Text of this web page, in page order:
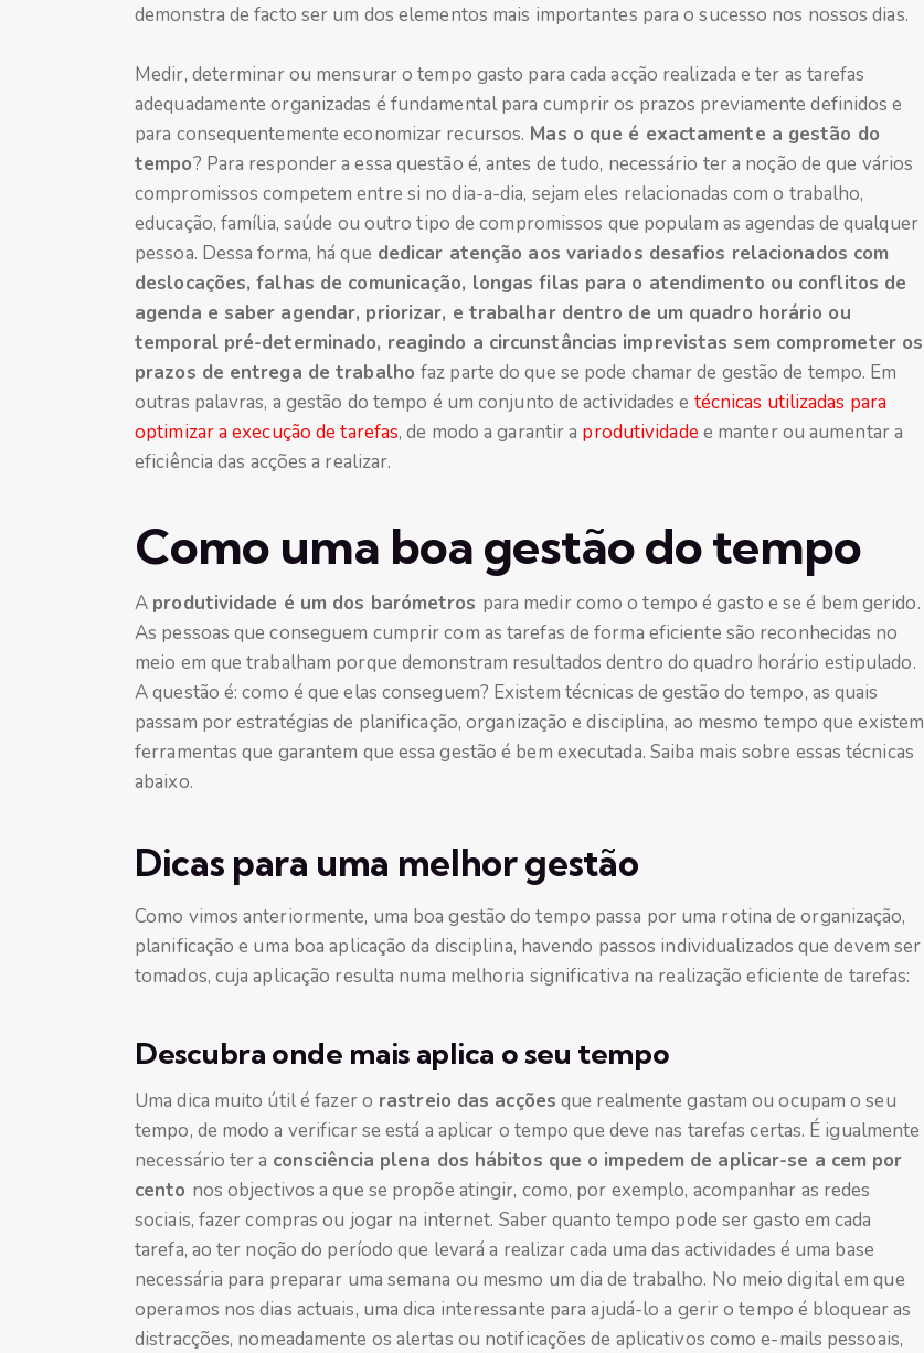
demonstra de facto ser um dos elementos mais importantes para o sucesso nos nossos dias.
Medir, determinar ou mensurar o tempo gasto para cada acção realizada e ter as tarefas
adequadamente organizadas é fundamental para cumprir os prazos previamente definidos e
para consequentemente economizar recursos. Mas o que é exactamente a gestão do
tempo? Para responder a essa questão é, antes de tudo, necessário ter a noção de que vários
compromissos competem entre si no dia-a-dia, sejam eles relacionadas com o trabalho,
educação, família, saúde ou outro tipo de compromissos que populam as agendas de qualquer
pessoa. Dessa forma, há que dedicar atenção aos variados desafios relacionados com
deslocações, falhas de comunicação, longas filas para o atendimento ou conflitos de
agenda e saber agendar, priorizar, e trabalhar dentro de um quadro horário ou
temporal pré-determinado, reagindo a circunstâncias imprevistas sem comprometer os
prazos de entrega de trabalhofaz parte do que se pode chamar de gestão de tempo. Em
outras palavras, a gestão do tempo é um conjunto de actividades e técnicas utilizadas para
optimizar a execução de tarefas, de modo a garantir a produtividadee manter ou aumentar a
eficiência das acções a realizar.
Como uma boa gestão do tempo
A produtividade é um dos barómetros para medir como o tempo é gasto e se é bem gerido.
As pessoas que conseguem cumprir com as tarefas de forma eficiente são reconhecidas no
meio em que trabalham porque demonstram resultados dentro do quadro horário estipulado.
A questão é: como é que elas conseguem? Existem técnicas de gestão do tempo, as quais
passam por estratégias de planificação, organização e disciplina, ao mesmo tempo que existem
ferramentas que garantem que essa gestão é bem executada. Saiba mais sobre essas técnicas
abaixo.
Dicas para uma melhor gestão
Como vimos anteriormente, uma boa gestão do tempo passa por uma rotina de organização,
planificação e uma boa aplicação da disciplina, havendo passos individualizados que devem ser
tomados, cuja aplicação resulta numa melhoria significativa na realização eficiente de tarefas:
Descubra onde mais aplica o seu tempo
Uma dica muito útil é fazer o rastreio das acções que realmente gastam ou ocupam o seu
tempo, de modo a verificar se está a aplicar o tempo que deve nas tarefas certas. É igualmente
necessário ter a consciência plena dos hábitos que o impedem de aplicar-se a cem por
cento nos objectivos a que se propõe atingir, como, por exemplo, acompanhar as redes
sociais, fazer compras ou jogar na internet. Saber quanto tempo pode ser gasto em cada
tarefa, ao ter noção do período que levará a realizar cada uma das actividades é uma base
necessária para preparar uma semana ou mesmo um dia de trabalho. No meio digital em que
operamos nos dias actuais, uma dica interessante para ajudá-lo a gerir o tempo é bloquear as
distracções, nomeadamente os alertas ou notificações de aplicativos como e-mails pessoais,